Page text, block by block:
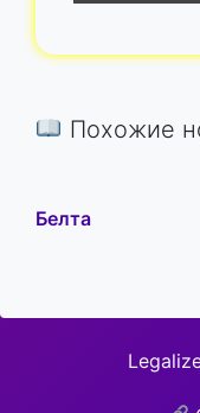
Похожие
Белта